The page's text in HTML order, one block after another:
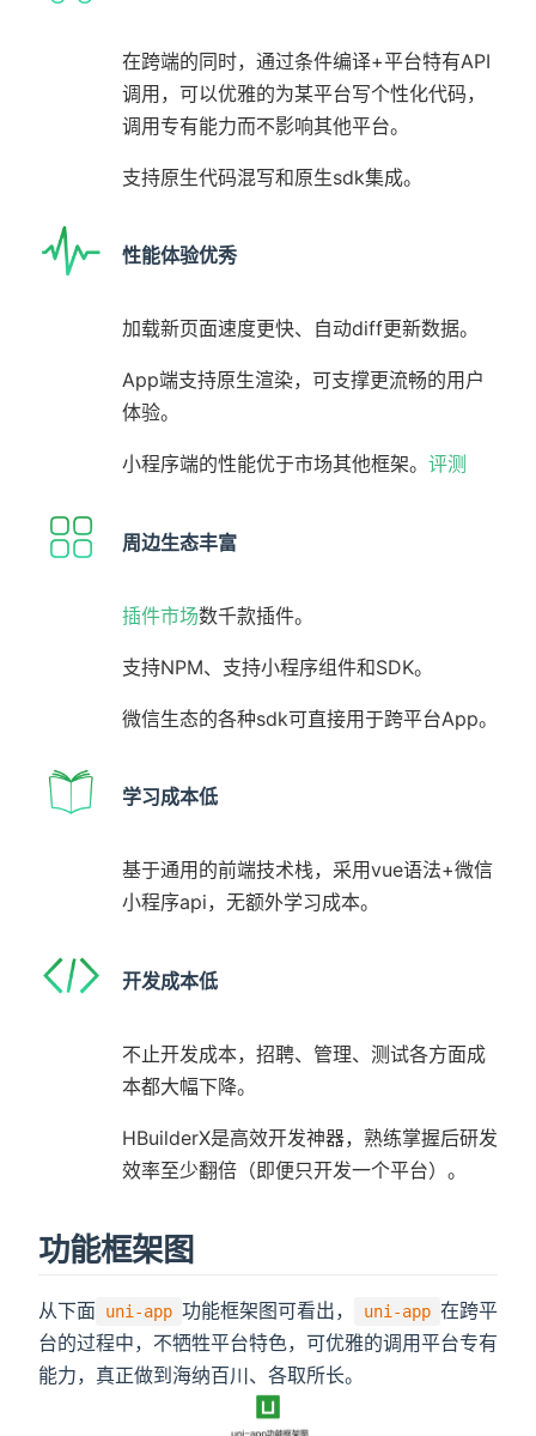
在跨端的同时，通过条件编译+平台特有API
调用，可以优雅的为某平台写个性化代码，
调用专有能力而不影响其他平台。
支持原生代码混写和原生sdk集成。
性能体验优秀
加载新页面速度更快、自动diff更新数据。
App端支持原生渲染，可支撑更流畅的用户
体验。
小程序端的性能优于市场其他框架。 评测
周边生态丰富
插件市场数千款插件。
支持NPM、支持小程序组件和SDK。
微信生态的各种sdk可直接用于跨平台App。
学习成本低
基于通用的前端技术栈，采用vue语法+微信
小程序api，无额外学习成本。
开发成本低
不止开发成本，招聘、管理、测试各方面成
本都大幅下降。
HBuilderX是高效开发神器，熟练掌握后研发
效率至少翻倍（即便只开发一个平台）。
功能框架图
从下面 uni-app 功能框架图可看出， uni-app 在跨平
台的过程中，不牺牲平台特色，可优雅的调用平台专有
能力，真正做到海纳百川、各取所长。